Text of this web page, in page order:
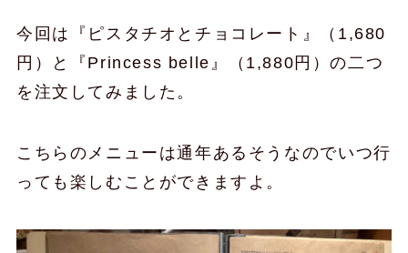
今回は『ピスタチオとチョコレート』（1,680
円）と『Princess belle』（1,880円）の二つ
を注文してみました。
こちらのメニューは通年あるそうなのでいつ行
っても楽しむことができますよ。